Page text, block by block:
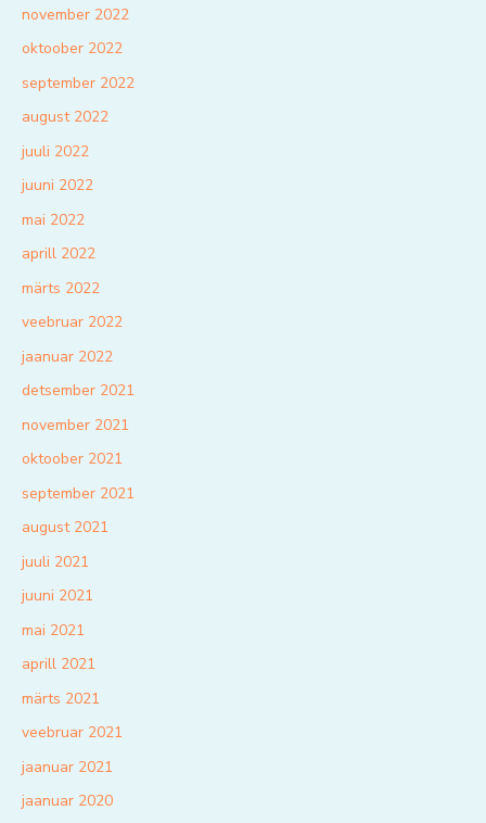
november 2022
oktoober 2022
september 2022
august 2022
juuli 2022
juuni 2022
mai 2022
aprill 2022
märts 2022
veebruar 2022
jaanuar 2022
detsember 2021
november 2021
oktoober 2021
september 2021
august 2021
juuli 2021
juuni 2021
mai 2021
aprill 2021
märts 2021
veebruar 2021
jaanuar 2021
jaanuar 2020